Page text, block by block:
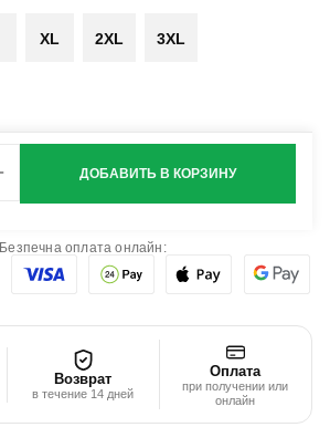
XL 2XL 3XL
ДОБАВИТЬ В КОРЗИНУ
Безпечна оплата онлайн:
Возврат
в течение 14 дней
Оплата
при получении или
онлайн